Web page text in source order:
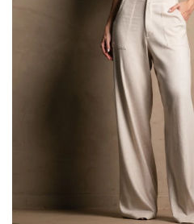
Courino
Composição:100%
Observação: Quando se
natural (linho ou viscose),
leve encolhimento no
primeira lavagem.
Recomendamos seguir as
indicadas na etiqueta para